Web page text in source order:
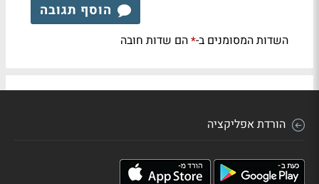
הוסף תגובה
השדות המסומנים ב-*הם שדות חובה
הורדת אפליקציה